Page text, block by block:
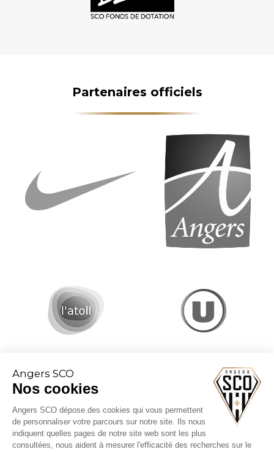
Angers SCO
Nos cookies
Angers SCO dépose des cookies qui vous permettent
de personnaliser votre parcours sur notre site. Ils nous
indiquent quelles pages de notre site web sont les plus
consultées, nous aident à mesurer l'efficacité des recherches sur le
Partenaires officiels
Conditions générales de vente